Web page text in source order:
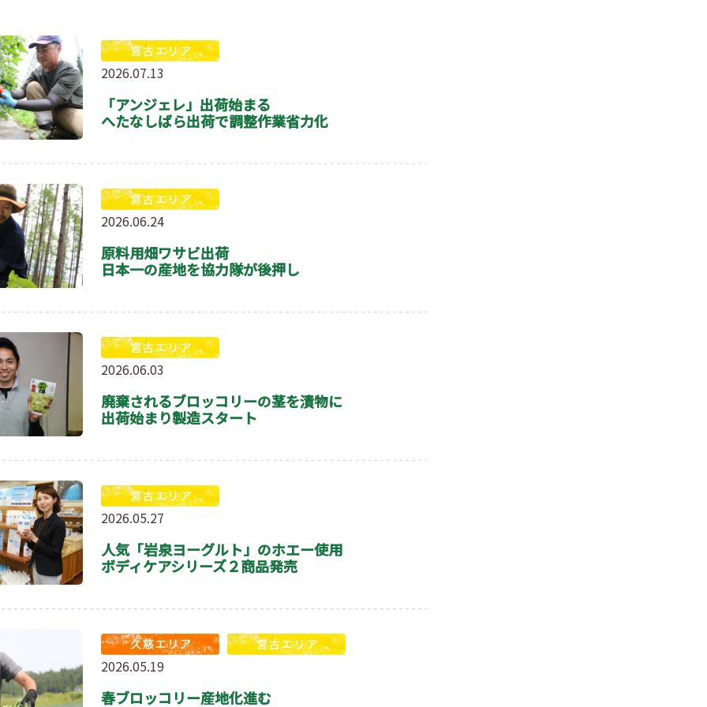
2026.07.13
「アンジェレ」出荷始まる
へたなしばら出荷で調整作業省力化
2026.06.24
原料用畑ワサビ出荷
日本一の産地を協力隊が後押し
2026.06.03
廃棄されるブロッコリーの茎を漬物に
出荷始まり製造スタート
2026.05.27
人気「岩泉ヨーグルト」のホエー使用
ボディケアシリーズ２商品発売
2026.05.19
春ブロッコリー産地化進む